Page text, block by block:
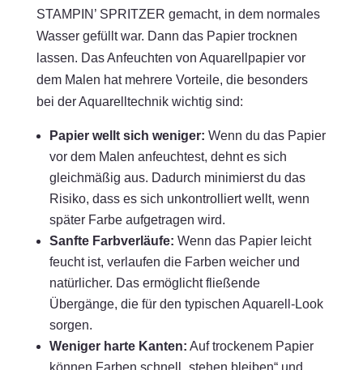
STAMPIN’ SPRITZER gemacht, in dem normales
Wasser gefüllt war. Dann das Papier trocknen
lassen. Das Anfeuchten von Aquarellpapier vor
dem Malen hat mehrere Vorteile, die besonders
bei der Aquarelltechnik wichtig sind:
Papier wellt sich weniger: Wenn du das Papier
vor dem Malen anfeuchtest, dehnt es sich
gleichmäßig aus. Dadurch minimierst du das
Risiko, dass es sich unkontrolliert wellt, wenn
später Farbe aufgetragen wird.
Sanfte Farbverläufe: Wenn das Papier leicht
feucht ist, verlaufen die Farben weicher und
natürlicher. Das ermöglicht fließende
Übergänge, die für den typischen Aquarell-Look
sorgen.
Weniger harte Kanten: Auf trockenem Papier
können Farben schnell „stehen bleiben“ und